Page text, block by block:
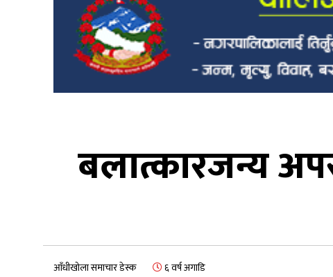
बलात्कारजन्य
आँधीखोला समाचार डेस्क ६ वर्ष अगाडि